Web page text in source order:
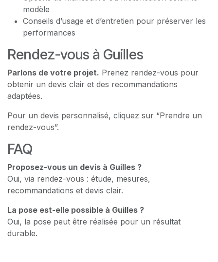
modèle
Conseils d’usage et d’entretien pour préserver les
performances
Rendez-vous à Guilles
Parlons de votre projet. Prenez rendez-vous pour
obtenir un devis clair et des recommandations
adaptées.
Pour un devis personnalisé, cliquez sur “Prendre un
rendez-vous”.
FAQ
Proposez-vous un devis à Guilles ?
Oui, via rendez-vous : étude, mesures,
recommandations et devis clair.
La pose est-elle possible à Guilles ?
Oui, la pose peut être réalisée pour un résultat
durable.